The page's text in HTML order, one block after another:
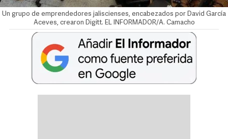
Un grupo de emprendedores jaliscienses, encabezados por David García
Aceves, crearon Digitt. EL INFORMADOR/A. Camacho